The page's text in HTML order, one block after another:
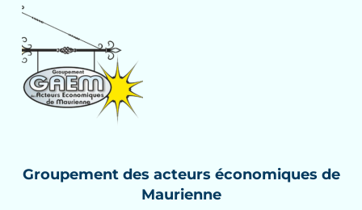
Groupement des acteurs économiques de
Maurienne